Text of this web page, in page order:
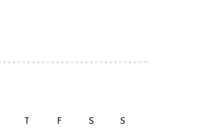
T F S
S